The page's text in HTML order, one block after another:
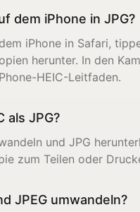
dem iPhone in JPG?
iPhone in Safari,
herunter. In den
HEIC-Leitfaden.
als JPG?
und JPG
zum Teilen oder
JPEG umwandeln?